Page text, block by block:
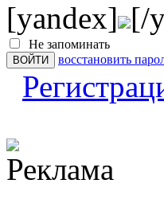
[yandex] [/
Не запоминать
восстановить